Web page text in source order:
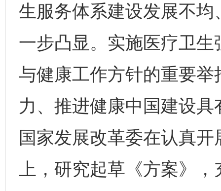
生服务体系建设发展不
一步凸显。实施医疗卫
与健康工作方针的重要
力、推进健康中国建设
国家发展改革委在认真
上，研究起草《方案》